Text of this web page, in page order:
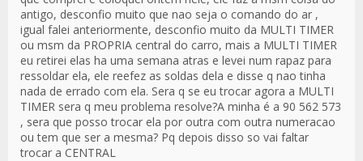
antigo, desconfio muito que nao seja o comando do ar ,
igual falei anteriormente, desconfio muito da MULTI TIMER
ou msm da PROPRIA central do carro, mais a MULTI TIMER
eu retirei elas ha uma semana atras e levei num rapaz para
ressoldar ela, ele reefez as soldas dela e disse q nao tinha
nada de errado com ela. Sera q se eu trocar agora a MULTI
TIMER sera q meu problema resolve?A minha é a 90 562 573
, sera que posso trocar ela por outra com outra numeracao
ou tem que ser a mesma? Pq depois disso so vai faltar
trocar a CENTRAL